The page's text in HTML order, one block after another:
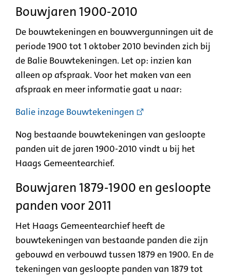
Bouwjaren1900-2010
De bouwtekeningen en bouwvergunningen uit de
periode 1900 tot 1 oktober 2010 bevinden zich bij
de Balie Bouwtekeningen. Let op: inzien kan
alleen op afspraak. Voor het maken van een
afspraak en meer informatie gaat u naar:
Balie inzage Bouwtekeningen
Nog bestaande bouwtekeningen van gesloopte
panden uit de jaren 1900-2010 vindt u bij het
Haags Gemeentearchief.
Bouwjaren 1879-1900 en gesloopte
panden voor 2011
Het Haags Gemeentearchief heeft de
bouwtekeningen van bestaande panden die zijn
gebouwd en verbouwd tussen 1879 en 1900. En de
tekeningen van gesloopte panden van 1879 tot